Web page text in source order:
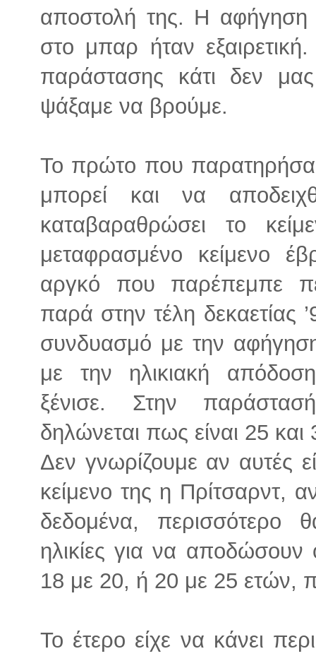
αποστολή της. Η αφήγηση
στο μπαρ ήταν
παράστασης κάτι δεν
ψάξαμε να βρούμε.
Το πρώτο που
μπορεί και να
καταβαραθρώσει το
μεταφρασμένο κείμενο
αργκό που παρέπεμπε
παρά στην τέλη δεκαετίας
συνδυασμό με την
με την ηλικιακή
ξένισε. Στην
δηλώνεται πως είναι 25
Δεν γνωρίζουμε αν αυτές
κείμενο της η Πρίτσαρντ,
δεδομένα, περισσότερο
ηλικίες για να
18 με 20, ή 20 με 25 ετών,
Το έτερο είχε να κάνει